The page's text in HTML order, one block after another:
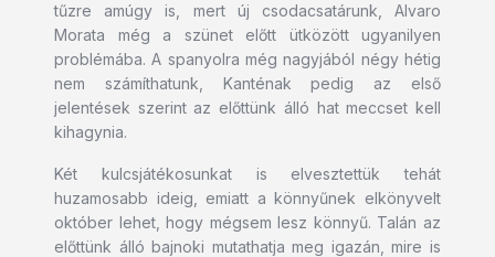
tűzre amúgy is, mert új csodacsatárunk, Alvaro
Morata még a szünet előtt ütközött ugyanilyen
problémába. A spanyolra még nagyjából négy hétig
nem számíthatunk, Kanténak pedig az első
jelentések szerint az előttünk álló hat meccset kell
kihagynia.
Két kulcsjátékosunkat is elvesztettük tehát
huzamosabb ideig, emiatt a könnyűnek elkönyvelt
október lehet, hogy mégsem lesz könnyű. Talán az
előttünk álló bajnoki mutathatja meg igazán, mire is